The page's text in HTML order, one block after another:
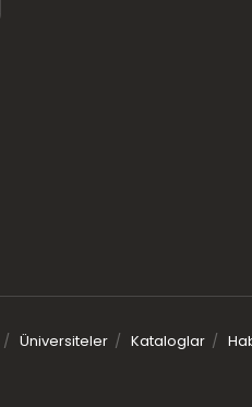
Üniversiteler Kataloglar